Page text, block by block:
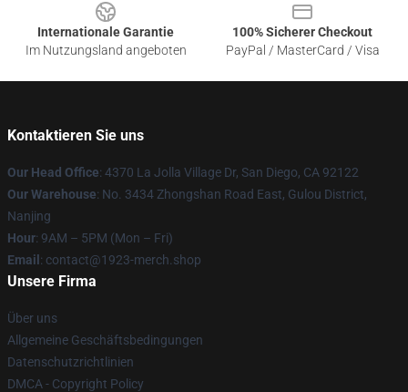
Internationale Garantie
Im Nutzungsland angeboten
100% Sicherer Checkout
PayPal / MasterCard / Visa
Kontaktieren Sie uns
Our Head Office: 4370 La Jolla Village Dr, San Diego, CA 92122
Our Warehouse: No. 3434 Zhongshan Road East, Gulou District,
Nanjing
Hour: 9AM – 5PM (Mon – Fri)
Email : contact@1923-merch.shop
Unsere Firma
Über uns
Allgemeine Geschäftsbedingungen
Datenschutzrichtlinien
DMCA - Copyright Policy